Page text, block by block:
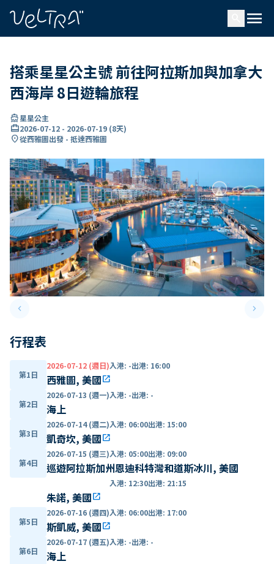
menu
搭乘星星公主號 前往阿拉斯加與加拿大
西海岸 8日遊輪旅程
directions_boat星星公主
card_travel2026-07-12 - 2026-07-19 (8天)
location_on從西雅圖出發 - 抵達西雅圖
keyboard_arrow_leftPrevious slide keyboard_arrow_right
行程表
第1日
2026-07-12 (週日)入港: -出港: 16:00
西雅圖, 美國open_in_new
第2日
2026-07-13 (週一)入港: -出港: -
海上
第3日
2026-07-14 (週二)入港: 06:00出港: 15:00
凱奇坎, 美國open_in_new
第4日
2026-07-15 (週三)入港: 05:00出港: 09:00
巡遊阿拉斯加州恩迪科特灣和道斯冰川, 美國
入港: 12:30出港: 21:15
朱諾, 美國open_in_new
第5日
2026-07-16 (週四)入港: 06:00出港: 17:00
斯凱威, 美國open_in_new
第6日
2026-07-17 (週五)入港: -出港: -
海上